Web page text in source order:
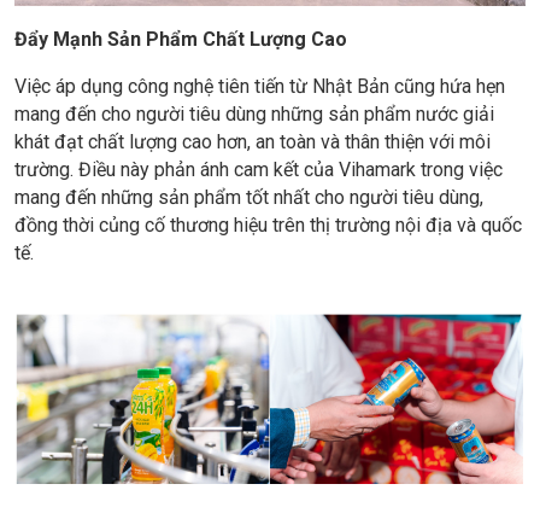
Đẩy Mạnh Sản Phẩm Chất Lượng Cao
Việc áp dụng công nghệ tiên tiến từ Nhật Bản cũng hứa hẹn
mang đến cho người tiêu dùng những sản phẩm nước giải
khát đạt chất lượng cao hơn, an toàn và thân thiện với môi
trường. Điều này phản ánh cam kết của Vihamark trong việc
mang đến những sản phẩm tốt nhất cho người tiêu dùng,
đồng thời củng cố thương hiệu trên thị trường nội địa và quốc
tế.